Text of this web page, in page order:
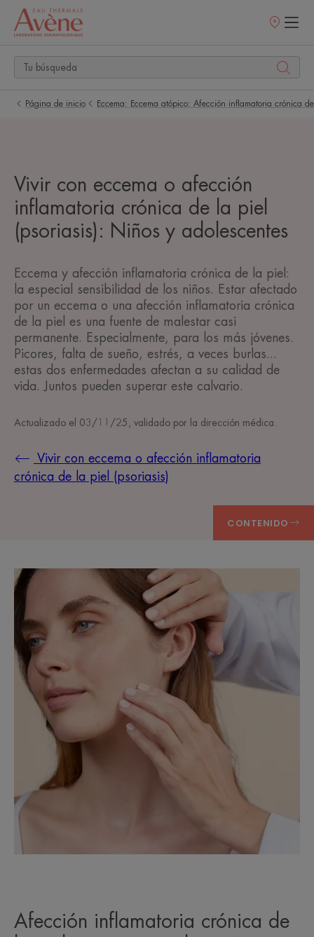
Puntos
Página de inicio Eccema: Eccema atópico: Afección inflamatoria crónica
Vivir con eccema o afección
inflamatoria crónica de la piel
(psoriasis): Niños y adolescentes
Eccema y afección inflamatoria crónica de la piel:
la especial sensibilidad de los niños. Estar afectado
por un eccema o una afección inflamatoria crónica
de la piel es una fuente de malestar casi
permanente. Especialmente, para los más jóvenes.
Picores, falta de sueño, estrés, a veces burlas...
estas dos enfermedades afectan a su calidad de
vida. Juntos pueden superar este calvario.
Actualizado el 03/11/25 , validado por la dirección médica
Vivir con eccema o afección inflamatoria
crónica de la piel (psoriasis)
CONTENIDO
Afección inflamatoria crónica de